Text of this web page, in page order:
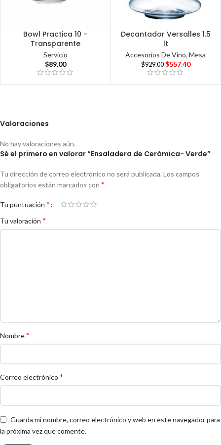
Bowl Practica 10 –
Transparente
Servicio
$89.00
Decantador Versalles 1.5
lt
Accesorios De Vino,Mesa
$929.00 $557.40
Valoraciones
No hay valoraciones aún.
Sé el primero en valorar “Ensaladera de Cerámica- Verde”
Tu dirección de correo electrónico no será publicada. Los campos
obligatorios están marcados con *
Tu puntuación *
Tu valoración *
Nombre*
Correo electrónico *
Guarda mi nombre, correo electrónico y web en este navegador para
la próxima vez que comente.